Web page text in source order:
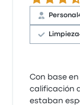
Personal
Limpieza
Con base
calificación
estaban